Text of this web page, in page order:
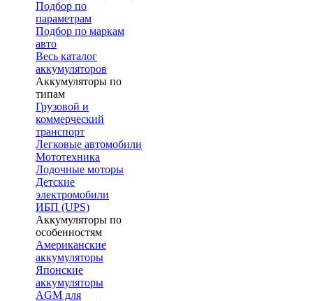
Подбор по
параметрам
Подбор по маркам
авто
Весь каталог
аккумуляторов
Аккумуляторы по
типам
Грузовой и
коммерческий
транспорт
Легковые автомобили
Мототехника
Лодочные моторы
Детские
электромобили
ИБП (UPS)
Аккумуляторы по
особенностям
Американские
аккумуляторы
Японские
аккумуляторы
AGM для